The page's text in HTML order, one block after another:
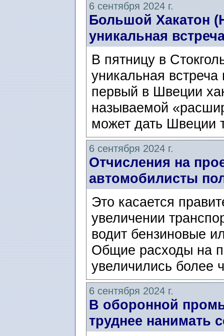
6 сентября 2024 г.
Большой Хакатон
уникальная
В пятницу в
уникальная
первый в Швеции
называемой
может дать Швеции
6 сентября 2024 г.
Отчисления на
автомобилисты
Это касается
увеличении
водит бензиновые
Общие расходы на
увеличились более
6 сентября 2024 г.
В оборонной
труднее нанимать